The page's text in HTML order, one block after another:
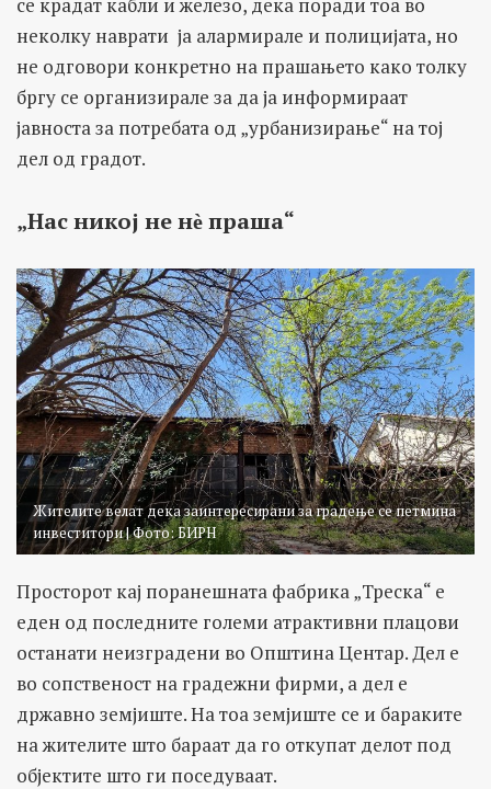
се крадат кабли и железо, дека поради тоа во
неколку наврати ја алармирале и полицијата, но
не одговори конкретно на прашањето како толку
бргу се организирале за да ја информираат
јавноста за потребата од „урбанизирање“ на тој
дел од градот.
„Нас никој не нѐпраша“
Жителите велат дека заинтересирани за градење се петмина
инвеститори | Фото: БИРН
Просторот кај поранешната фабрика „Треска“ е
еден од последните големи атрактивни плацови
останати неизградени во Општина Центар. Дел е
во сопственост на градежни фирми, а дел е
државно земјиште. На тоа земјиште се и бараките
на жителите што бараат да го откупат делот под
објектите што ги поседуваат.